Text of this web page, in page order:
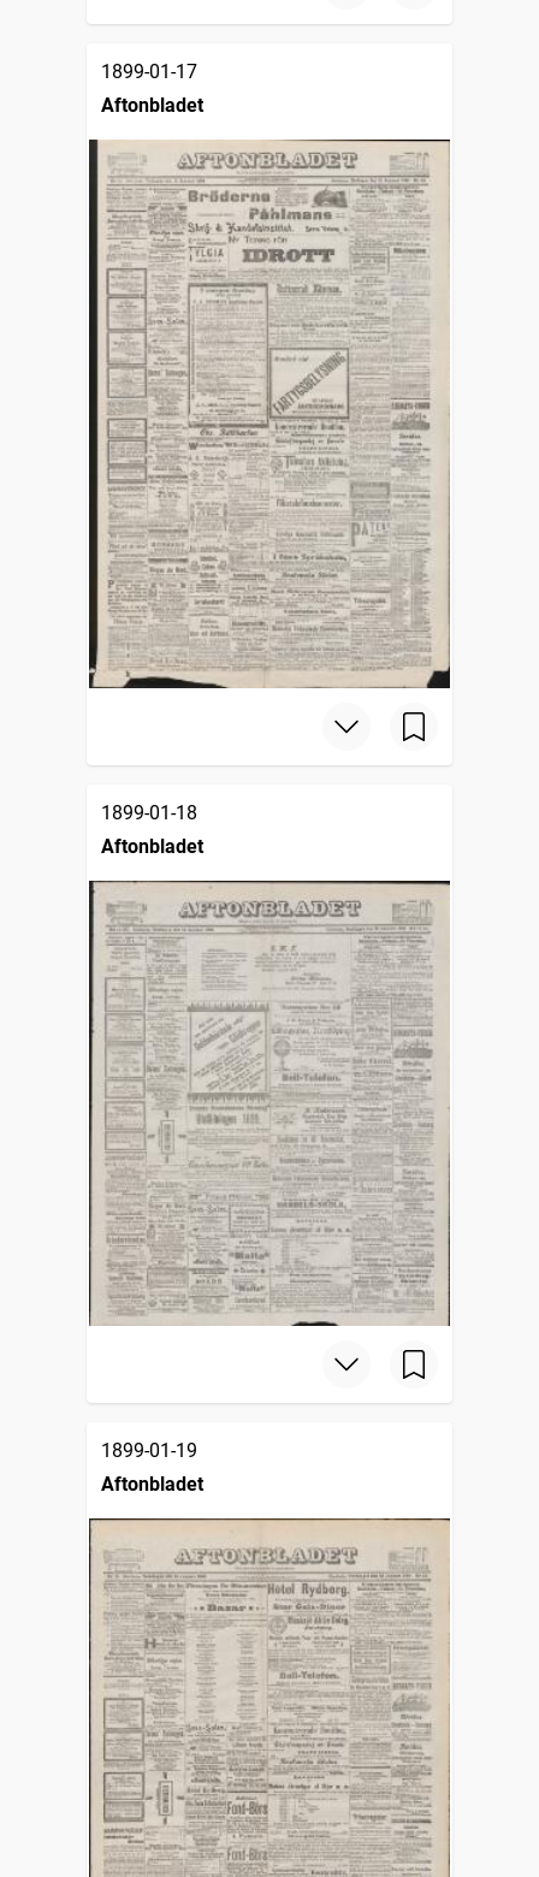
1899-01-17
Aftonbladet
1899-01-18
Aftonbladet
1899-01-19
Aftonbladet